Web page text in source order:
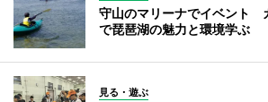
守山のマリーナでイベント
で琵琶湖の魅力と環境学ぶ
見る・遊ぶ